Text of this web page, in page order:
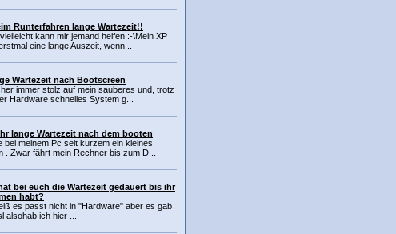
Runterfahren lange Wartezeit!!
kann mir jemand helfen :-\Mein XP
eine lange Auszeit, wenn...
Wartezeit nach Bootscreen
immer stolz auf mein sauberes und, trotz
Hardware schnelles System g...
lange Wartezeit nach dem booten
bei meinem Pc seit kurzem ein kleines
. Zwar fährt mein Rechner bis zum D...
bei euch die Wartezeit gedauert bis ihr
habt?
es passt nicht in "Hardware" aber es gab
alsohab ich hier ...